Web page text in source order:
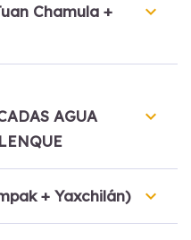
Chamula +
keyboard_arrow_down
AGUA
keyboard_arrow_down
+ Yaxchilán) keyboard_arrow_down